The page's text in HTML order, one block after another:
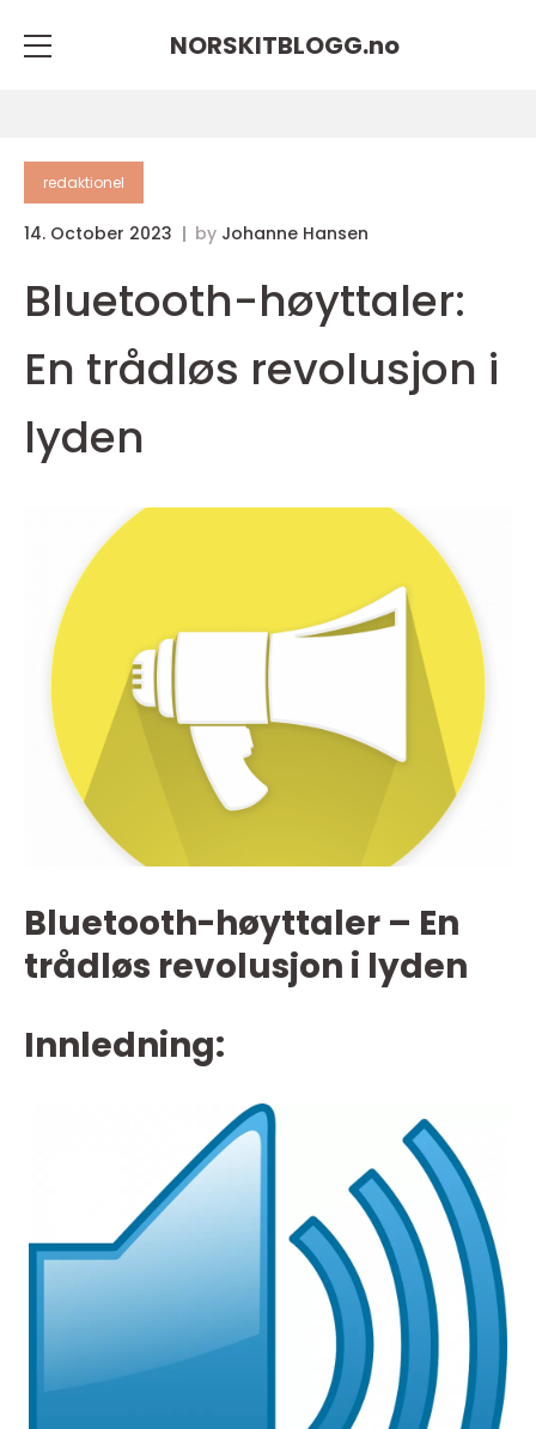
NORSKITBLOGG.no
redaktionel
14. October 2023 by Johanne Hansen
Bluetooth-høyttaler:
En trådløs revolusjon i
lyden
Bluetooth-høyttaler – En
trådløs revolusjon i lyden
Innledning: